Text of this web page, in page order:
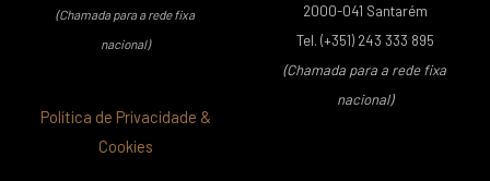
(Chamada para a rede fixa
nacional)
Política de Privacidade &
Cookies
2000-041 Santarém
Tel. (+351) 243 333 895
(Chamada para a rede fixa
nacional)